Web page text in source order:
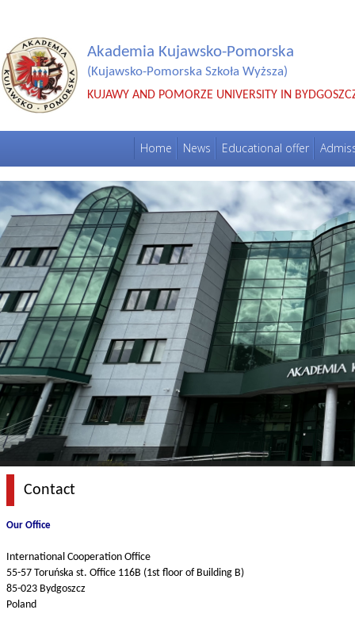
Akademia Kujawsko-Pomorska
(Kujawsko-Pomorska Szkoła Wyższa)
KUJAWY AND POMORZE UNIVERSITY IN
Home News Educational offer
Contact
Our Office
International Cooperation Office
55-57 Toruńska st. Office 116B (1st floor of Building B)
85-023 Bydgoszcz
Poland